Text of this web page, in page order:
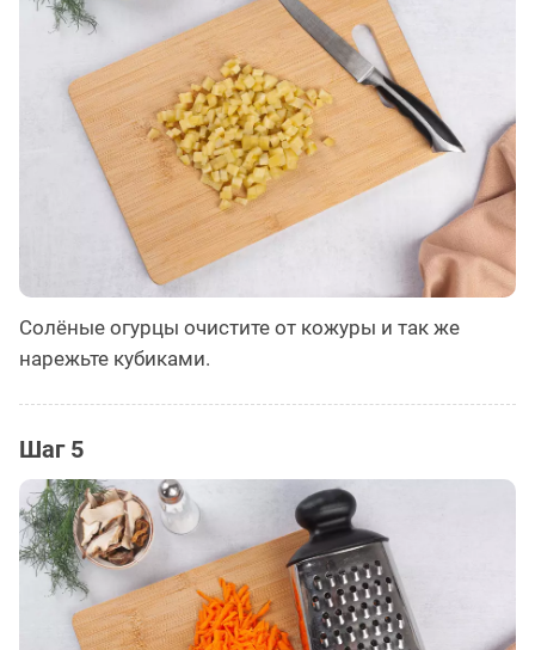
Солёные огурцы очистите от кожуры и так же
нарежьте кубиками.
Шаг 5